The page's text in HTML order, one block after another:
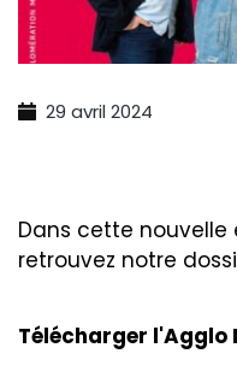
29 avril 2024
Dans cette nouvelle
retrouvez notre
Télécharger l'Agglo